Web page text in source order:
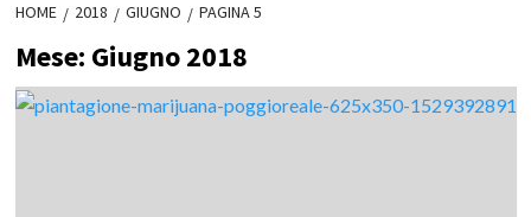
HOME 2018 GIUGNO PAGINA 5
Mese: Giugno 2018